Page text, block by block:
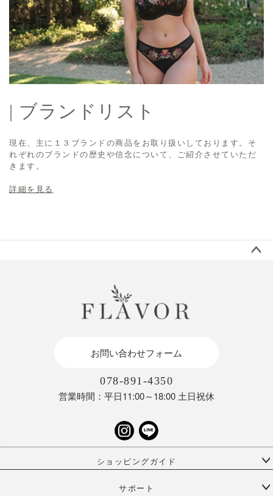
| ブランドリスト
現在、主に１３ブランドの商品をお取り扱いしております。そ
れぞれのブランドの歴史や信念について、ご紹介させていただ
きます。
詳細を見る
お問い合わせフォーム
078-891-4350
営業時間：平日11:00～18:00 土日祝休
ショッピングガイド
サポート